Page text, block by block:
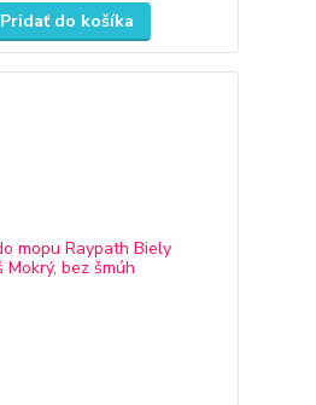
Pridať do košíka